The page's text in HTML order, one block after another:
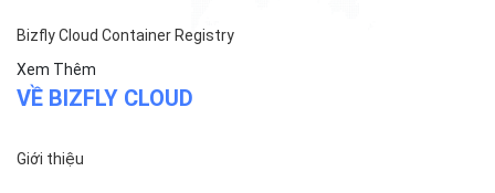
Bizfly Cloud Container Registry
Xem Thêm
VỀ BIZFLY CLOUD
Giới thiệu